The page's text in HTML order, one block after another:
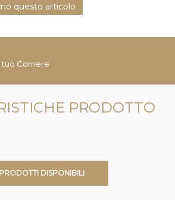
questo articolo
tuo Corriere
PRODOTTO
PRODOTTI DISPONIBILI